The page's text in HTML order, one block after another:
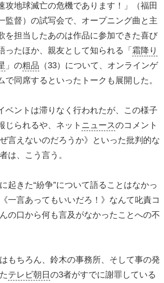
攻地球滅亡の危機であります！」（福田
監督）の試写会で、オープニング曲と主
を担当したあのは作品に参加できた喜び
ったほか、親友として知られる「 霜降り
」の粗品 （33）について、オンラインゲ
で同席するといったトークも展開した。
ベントは滞りなく行われたが、この様子
じられるや、ネット ニュースのコメント
言えないのだろうか》といった批判的な
は、こう言う。
起きた“紛争”について語ることはなかっ
一言あってもいいだろ！》なんて叱責コ
の口から何も言及がなかったことへの不
もちろん、鈴木の事務所、そして事の発
テレビ朝日 の3者がすでに謝罪している